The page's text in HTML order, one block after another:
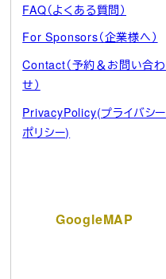
FAQ（よくある質問）
For Sponsors（企業様へ）
Contact（予約＆お問い合わ
せ）
PrivacyPolicy(プライバシー
ポリシー)
GoogleMAP